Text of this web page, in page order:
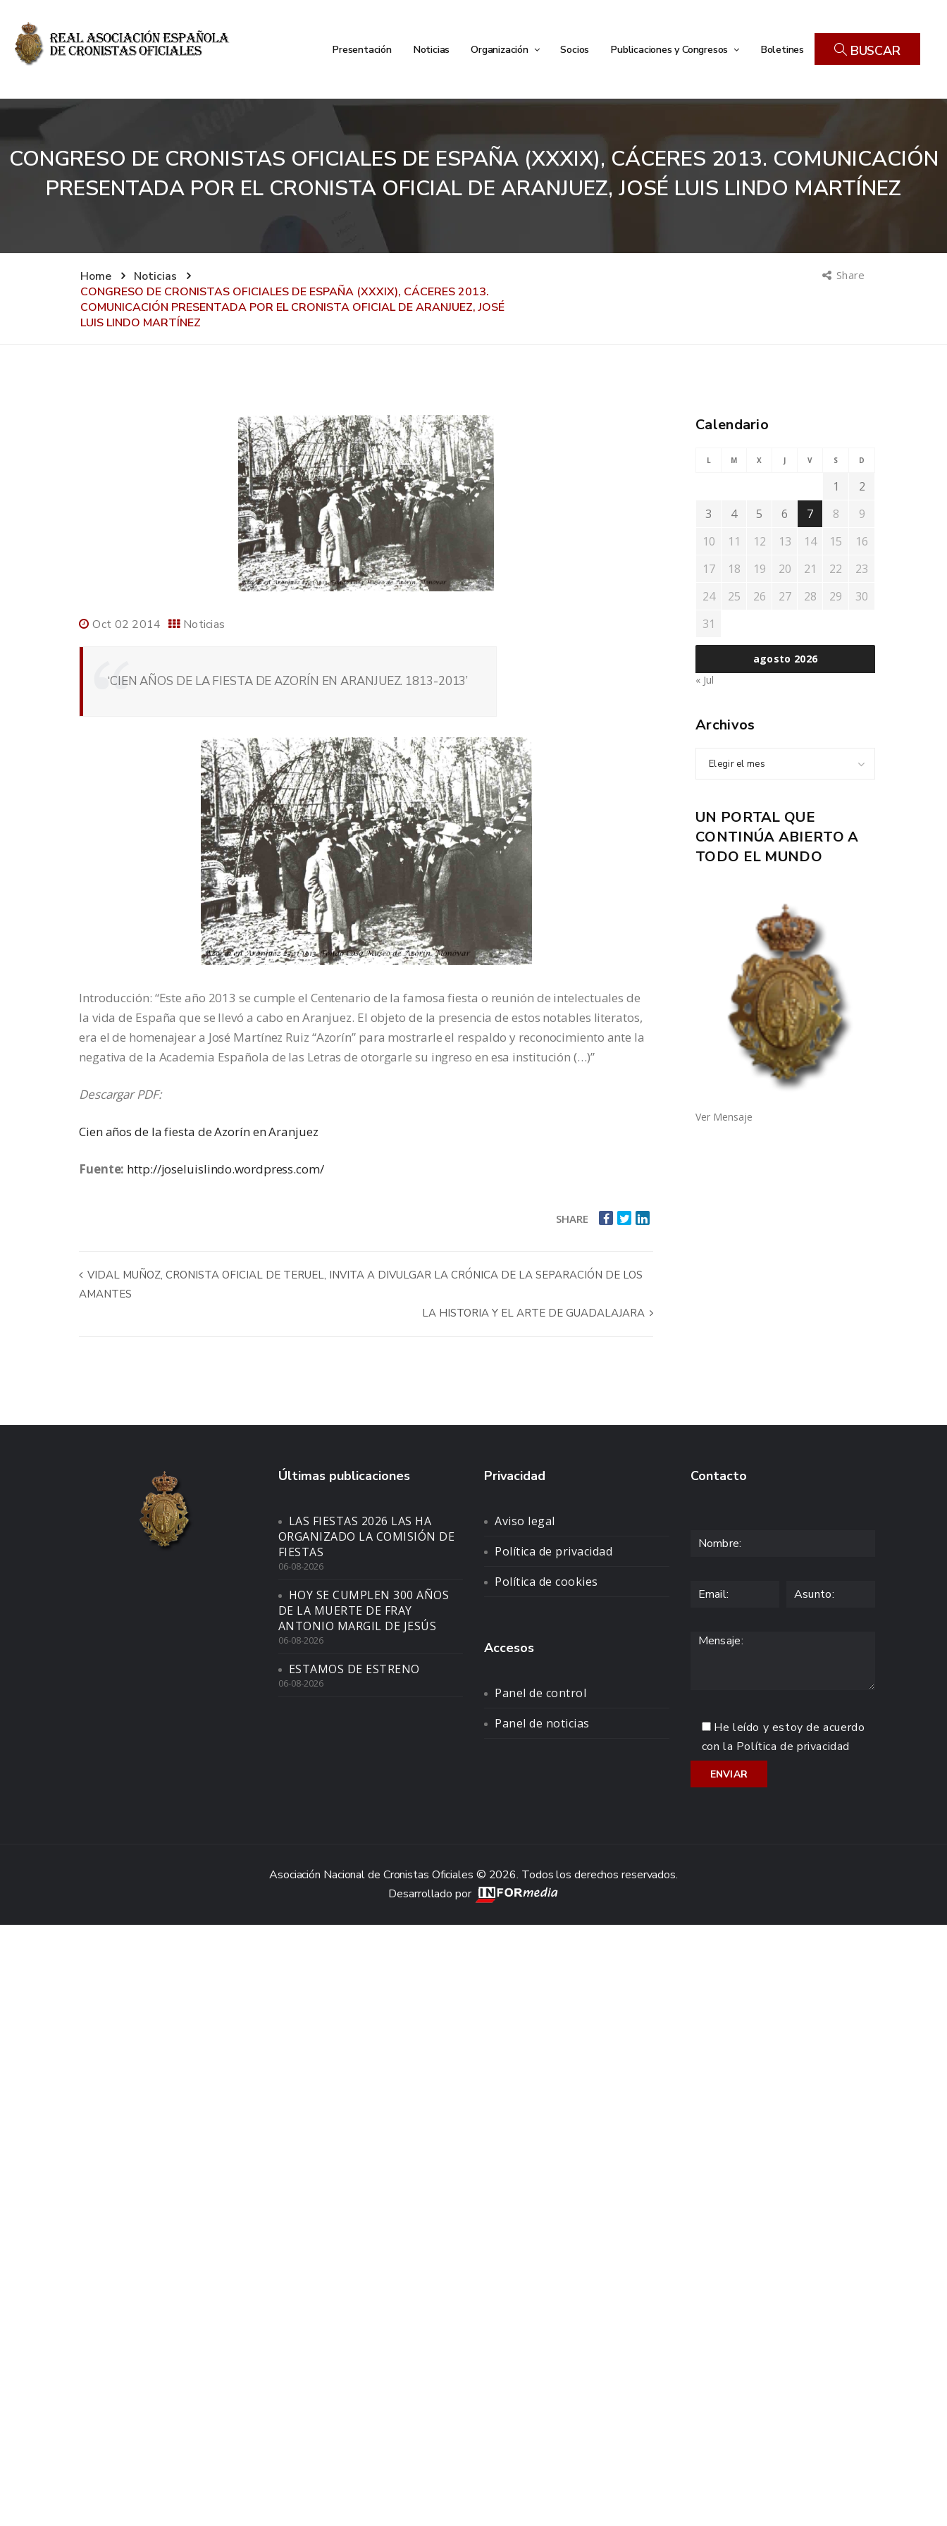
Presentación Noticias Organización Socios Publicaciones y Congresos Boletines BUSCAR
CONGRESO DE CRONISTAS OFICIALES DE ESPAÑA (XXXIX), CÁCERES 2013. COMUNICACIÓN
PRESENTADA POR EL CRONISTA OFICIAL DE ARANJUEZ, JOSÉ LUIS LINDO MARTÍNEZ
Home
Noticias
CONGRESO DE CRONISTAS OFICIALES DE ESPAÑA (XXXIX), CÁCERES 2013.
COMUNICACIÓN PRESENTADA POR EL CRONISTA OFICIAL DE ARANJUEZ, JOSÉ
LUIS LINDO MARTÍNEZ
Share
Oct 02 2014 Noticias
‘CIEN AÑOS DE LA FIESTA DE AZORÍN EN ARANJUEZ. 1813-2013’
Introducción: “Este año 2013 se cumple el Centenario de la famosa fiesta o reunión de intelectuales de
la vida de España que se llevó a cabo en Aranjuez. El objeto de la presencia de estos notables literatos,
era el de homenajear a José Martínez Ruiz “Azorín” para mostrarle el respaldo y reconocimiento ante la
negativa de la Academia Española de las Letras de otorgarle su ingreso en esa institución (…)”
Descargar PDF:
Cien años de la fiesta de Azorín en Aranjuez
Fuente: http://joseluislindo.wordpress.com/
SHARE
VIDAL MUÑOZ, CRONISTA OFICIAL DE TERUEL, INVITA A DIVULGAR LA CRÓNICA DE LA SEPARACIÓN DE LOS
AMANTES
LA HISTORIA Y EL ARTE DE GUADALAJARA
Calendario
agosto 2026
L M X J V S D
1
2
3
4 5 6 7 8
9
10
11 12 13 14 15
16
17
18 19 20 21 22
23
24
25 26 27 28 29
30
31
« Jul
Archivos
Elegir el mes
UN PORTAL QUE
CONTINÚA ABIERTO A
TODO EL MUNDO
Ver Mensaje
Últimas publicaciones
LAS FIESTAS 2026 LAS HA
ORGANIZADO LA COMISIÓN DE
FIESTAS
06-08-2026
HOY SE CUMPLEN 300 AÑOS
DE LA MUERTE DE FRAY
ANTONIO MARGIL DE JESÚS
06-08-2026
ESTAMOS DE ESTRENO
06-08-2026
Privacidad
Aviso legal
Política de privacidad
Política de cookies
Accesos
Panel de control
Panel de noticias
Contacto
He leído y estoy de acuerdo
con la Política de privacidad
Asociación Nacional de Cronistas Oficiales © 2026. Todos los derechos reservados.
Desarrollado por